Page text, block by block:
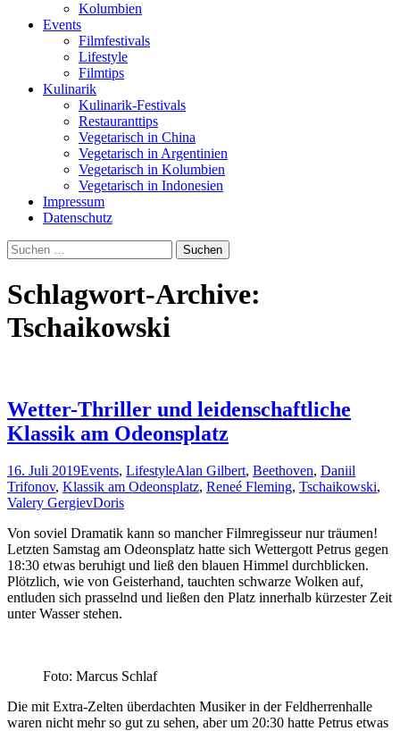
Kolumbien
Events
Filmfestivals
Lifestyle
Filmtips
Kulinarik
Kulinarik-Festivals
Restauranttips
Vegetarisch in China
Vegetarisch in Argentinien
Vegetarisch in Kolumbien
Vegetarisch in Indonesien
Impressum
Datenschutz
Suchen
nach:
Schlagwort-Archive:
Tschaikowski
Wetter-Thriller und leidenschaftliche
Klassik am Odeonsplatz
16. Juli 2019Events, LifestyleAlan Gilbert, Beethoven, Daniil
Trifonov, Klassik am Odeonsplatz, Reneé Fleming, Tschaikowski,
Valery GergievDoris
Von soviel Dramatik kann so mancher Filmregisseur nur träumen!
Letzten Samstag am Odeonsplatz hatte sich Wettergott Petrus gegen
18:30 etwas beruhigt und ließ den blauen Himmel durchblicken.
Plötzlich, wie von Geisterhand, tauchten schwarze Wolken auf,
entluden sich prasselnd und ließen den Platz innerhalb kürzester Zeit
unter Wasser stehen.
Foto: Marcus Schlaf
Die mit Extra-Zelten überdachten Musiker in der Feldherrenhalle
waren nicht mehr so gut zu sehen, aber um 20:30 hatte Petrus etwas